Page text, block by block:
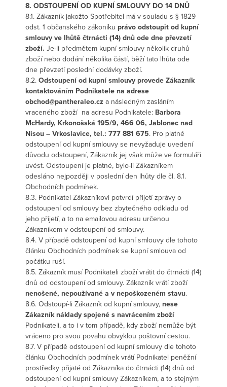
8. ODSTOUPENÍ OD KUPNÍ SMLOUVY DO 14 DNŮ
8.1. Zákazník jakožto Spotřebitel má v souladu s § 1829
odst. 1 občanského zákoníku právo odstoupit od kupní
smlouvy ve lhůtě čtrnácti (14) dnů ode dne převzetí
zboží. Je-li předmětem kupní smlouvy několik druhů
zboží nebo dodání několika částí, běží tato lhůta ode
dne převzetí poslední dodávky zboží.
8.2. Odstoupení od kupní smlouvy provede Zákazník
kontaktováním Podnikatele na adrese
obchod@pantheraleo.cz a následným zasláním
vraceného zboží na adresu Podnikatele: Barbora
McHardy, Krkonošská 195/9, 466 06, Jablonec nad
Nisou – Vrkoslavice, tel.: 777 881 675. Pro platné
odstoupení od kupní smlouvy se nevyžaduje uvedení
důvodu odstoupení, Zákazník jej však může ve formuláři
uvést. Odstoupení je platné, bylo-li Zákazníkem
odesláno nejpozději v poslední den lhůty dle čl. 8.1.
Obchodních podmínek.
8.3. Podnikatel Zákazníkovi potvrdí přijetí zprávy o
odstoupení od smlouvy bez zbytečného odkladu od
jeho přijetí, a to na emailovou adresu určenou
Zákazníkem v odstoupení od smlouvy.
8.4. V případě odstoupení od kupní smlouvy dle tohoto
článku Obchodních podmínek se kupní smlouva od
počátku ruší.
8.5. Zákazník musí Podnikateli zboží vrátit do čtrnácti (14)
dnů od odstoupení od smlouvy. Zákazník vrátí zboží
nenošené, nepoužívané a v nepoškozeném stavu.
8.6. Odstoupí-li Zákazník od kupní smlouvy, nese
Zákazník náklady spojené s navrácením zboží
Podnikateli, a to i v tom případě, kdy zboží nemůže být
vráceno pro svou povahu obvyklou poštovní cestou.
8.7. V případě odstoupení od kupní smlouvy dle tohoto
článku Obchodních podmínek vrátí Podnikatel peněžní
prostředky přijaté od Zákazníka do čtrnácti (14) dnů od
odstoupení od kupní smlouvy Zákazníkem, a to stejným